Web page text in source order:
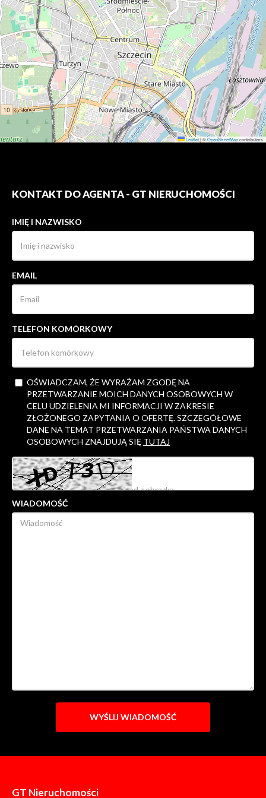
Leaflet|©OpenStreetMapcontributors
KONTAKT DO AGENTA - GT NIERUCHOMOŚCI
IMIĘ I NAZWISKO
EMAIL
TELEFON KOMÓRKOWY
OŚWIADCZAM, ŻE WYRAŻAM ZGODĘ NA
PRZETWARZANIE MOICH DANYCH OSOBOWYCH W
CELU UDZIELENIA MI INFORMACJI W ZAKRESIE
ZŁOŻONEGO ZAPYTANIA O OFERTĘ. SZCZEGÓŁOWE
DANE NA TEMAT PRZETWARZANIA PAŃSTWA DANYCH
OSOBOWYCH ZNAJDUJĄ SIĘ TUTAJ
WIADOMOŚĆ
GT Nieruchomości